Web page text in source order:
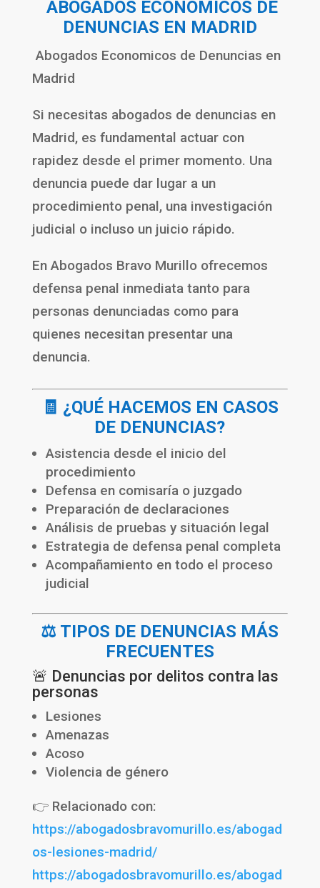
ABOGADOS ECONOMICOS DE
DENUNCIAS EN MADRID
Abogados Economicos de Denuncias en
Madrid
Si necesitas abogados de denuncias en
Madrid, es fundamental actuar con
rapidez desde el primer momento. Una
denuncia puede dar lugar a un
procedimiento penal, una investigación
judicial o incluso un juicio rápido.
En Abogados Bravo Murilloofrecemos
defensa penal inmediata tanto para
personas denunciadas como para
quienes necesitan presentar una
denuncia.
🧾 ¿QUÉ HACEMOS EN CASOS
DE DENUNCIAS?
Asistencia desde el inicio del
procedimiento
Defensa en comisaría o juzgado
Preparación de declaraciones
Análisis de pruebas y situación legal
Estrategia de defensa penal completa
Acompañamiento en todo el proceso
judicial
⚖️ TIPOS DE DENUNCIAS MÁS
FRECUENTES
🚨 Denuncias por delitos contra las
personas
Lesiones
Amenazas
Acoso
Violencia de género
👉 Relacionado con:
https://abogadosbravomurillo.es/abogad
os-lesiones-madrid/
https://abogadosbravomurillo.es/abogad